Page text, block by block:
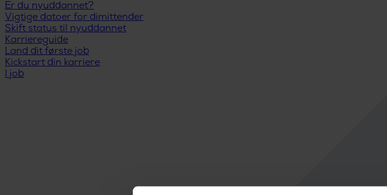
Er du nyuddannet?
Vigtige datoer for dimittender
Skift status til nyuddannet
Karriereguide
Land dit første job
Kickstart din karriere
I job